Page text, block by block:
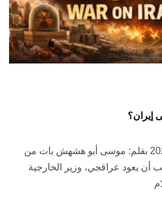
إيران؟
مدار: 19 شباط/ فبراير 2026 بقلم: موسى أبو هشهش بات من
أن يعود عراقجي، وزير الخارجية